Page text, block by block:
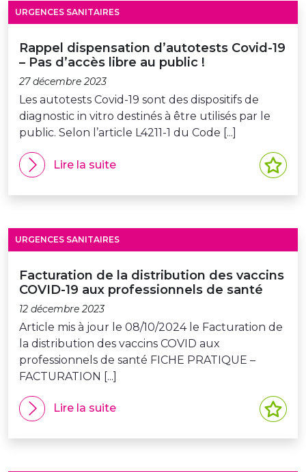
URGENCES SANITAIRES
Rappel dispensation d’autotests Covid-19
– Pas d’accès libre au public !
27 décembre 2023
Les autotests Covid-19 sont des dispositifs de
diagnostic in vitro destinés à être utilisés par le
public. Selon l’article L4211-1 du Code [...]
Lire la suite
URGENCES SANITAIRES
Facturation de la distribution des vaccins
COVID-19 aux professionnels de santé
12 décembre 2023
Article mis à jour le 08/10/2024 le Facturation de
la distribution des vaccins COVID aux
professionnels de santé FICHE PRATIQUE –
FACTURATION [...]
Lire la suite